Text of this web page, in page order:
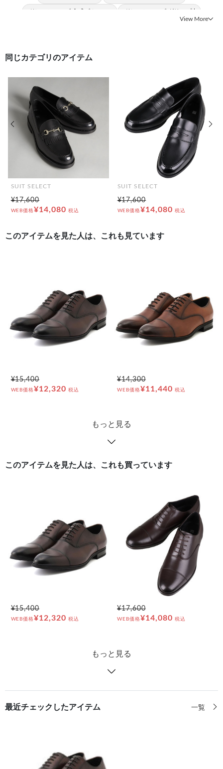
#ドレスシューズ 合成ゴムソール #ドレスシューズ グリップ力
View More
同じカテゴリのアイテム
SUIT SELECT
¥17,600
WEB価格¥14,080 税込
SUIT SELECT
¥17,600
WEB価格¥14,080 税込
前の画像
このアイテムを見た人は、これも見ています
¥15,400
WEB価格¥12,320 税込
¥14,300
WEB価格¥11,440 税込
もっと見る
このアイテムを見た人は、これも買っています
¥15,400
WEB価格¥12,320 税込
¥17,600
WEB価格¥14,080 税込
もっと見る
最近チェックしたアイテム 一覧